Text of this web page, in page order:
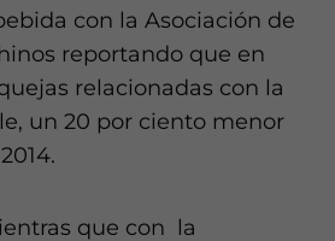
con la Asociación de
reportando que en
relacionadas con la
un 20 por ciento menor
que con la